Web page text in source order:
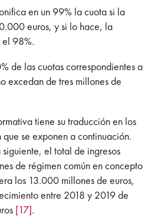
en un 99% la cuota si la
euros, y si lo hace, la
el 98%.
de las cuotas correspondientes a
excedan de tres millones de
tiene su traducción en los
se exponen a continuación.
el total de ingresos
de régimen común en concepto
los 13.000 millones de euros,
entre 2018 y 2019 de
[17].